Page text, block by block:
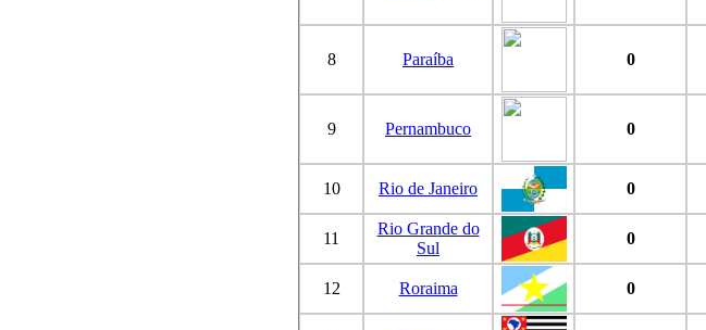
8 Paraíba 0
9 Pernambuco 0
10 Rio de Janeiro 0
11
Rio Grande do
Sul
0
12 Roraima 0